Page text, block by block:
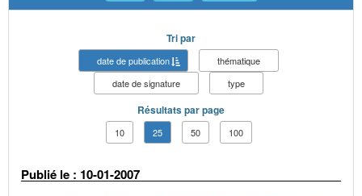
Tri par
date de publication
thématique
date de signature
type
Résultats par page
10 25 50 100
Publié le : 10-01-2007